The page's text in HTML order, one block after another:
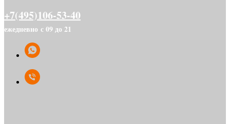
+7(495)106-53-40
ежедневно с 09 до 21